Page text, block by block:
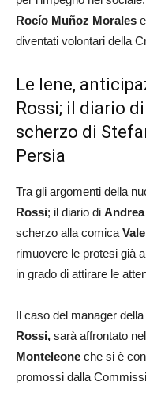
Rocío Muñoz Morales
diventati volontari della
Le Iene,
Rossi; il diario
scherzo di
Persia
Tra gli argomenti della
Rossi; il diario di Andrea
scherzo alla comica
rimuovere le protesi già
in grado di attirare le
Il caso del manager
Rossi, sarà affrontato
Monteleone che si è
promossi dalla